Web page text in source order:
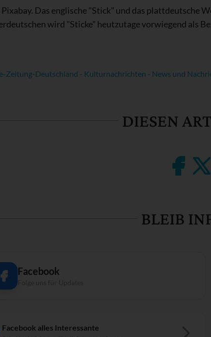
Pixabay. Das englische "Stick" und das plattdeutsche
wird "Sticke" heutzutage vorwiegend als
Zeitung-Deutschland - Kulturnachrichten - News und
DIESEN
BLEIB
Facebook
Folge uns für Updates
Facebook alles Interessante